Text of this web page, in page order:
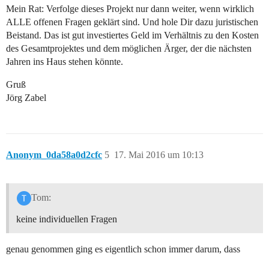
Mein Rat: Verfolge dieses Projekt nur dann weiter, wenn wirklich
ALLE offenen Fragen geklärt sind. Und hole Dir dazu juristischen
Beistand. Das ist gut investiertes Geld im Verhältnis zu den Kosten
des Gesamtprojektes und dem möglichen Ärger, der die nächsten
Jahren ins Haus stehen könnte.
Gruß
Jörg Zabel
Anonym_0da58a0d2cfc 17. Mai 2016 um 10:13
5
Tom:
keine individuellen Fragen
genau genommen ging es eigentlich schon immer darum, dass